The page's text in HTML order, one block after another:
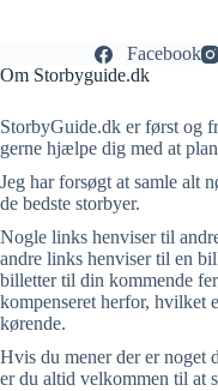
Facebook
Om Storbyguide.dk
StorbyGuide.dk er først og
gerne hjælpe dig med at
Jeg har forsøgt at samle alt
de bedste storbyer.
Nogle links henviser til
andre links henviser til en
billetter til din kommende
kompenseret herfor, hvilket
kørende.
Hvis du mener der er noget
er du altid velkommen til at